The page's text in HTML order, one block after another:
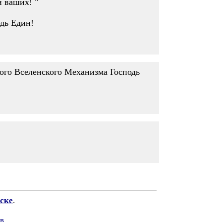
ваших! "
Един!
Вселенского Механизма Господь
.